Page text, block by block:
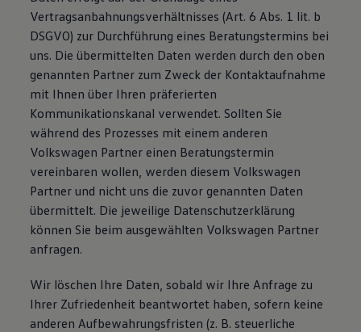
Vertragsanbahnungsverhältnisses (Art. 6 Abs. 1 lit. b
DSGVO) zur Durchführung eines Beratungstermins bei
uns. Die übermittelten Daten werden durch den oben
genannten Partner zum Zweck der Kontaktaufnahme
mit Ihnen über Ihren präferierten
Kommunikationskanal verwendet. Sollten Sie
während des Prozesses mit einem anderen
Volkswagen Partner einen Beratungstermin
vereinbaren wollen, werden diesem Volkswagen
Partner und nicht uns die zuvor genannten Daten
übermittelt. Die jeweilige Datenschutzerklärung
können Sie beim ausgewählten Volkswagen Partner
anfragen.
Wir löschen Ihre Daten, sobald wir Ihre Anfrage zu
Ihrer Zufriedenheit beantwortet haben, sofern keine
anderen Aufbewahrungsfristen (z. B. steuerliche